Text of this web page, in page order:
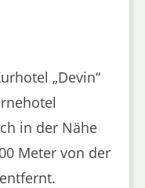
„Devin“
in der Nähe
Meter von der